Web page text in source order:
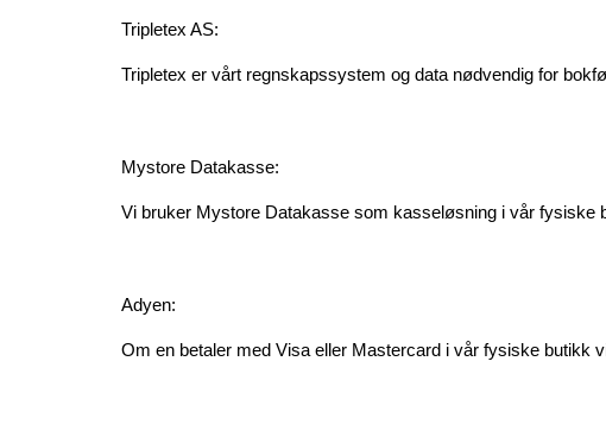
Tripletex AS:
Tripletex er vårt regnskapssystem og data nødvendig for
Mystore Datakasse:
Vi bruker Mystore Datakasse som kasseløsning i vår fysiske
Adyen:
Om en betaler med Visa eller Mastercard i vår fysiske butikk